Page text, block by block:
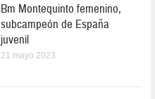
Bm Montequinto femenino,
subcampeón de España
juvenil
21 mayo 2023